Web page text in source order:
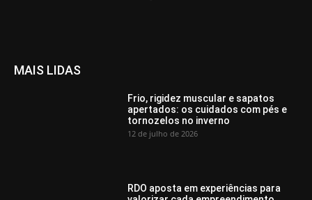
MAIS LIDAS
Frio, rigidez muscular e sapatos
apertados: os cuidados com pés e
tornozelos no inverno
12 de julho de 2026
RDO aposta em experiências para